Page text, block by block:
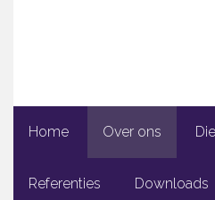
Home Over ons
Referenties Downloads